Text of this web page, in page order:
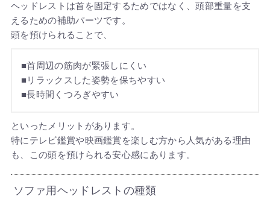
ヘッドレストは首を固定するためではなく、頭部重量を支
えるための補助パーツです。
頭を預けられることで、
■首周辺の筋肉が緊張しにくい
■リラックスした姿勢を保ちやすい
■長時間くつろぎやすい
といったメリットがあります。
特にテレビ鑑賞や映画鑑賞を楽しむ方から人気がある理由
も、この頭を預けられる安心感にあります。
ソファ用ヘッドレストの種類